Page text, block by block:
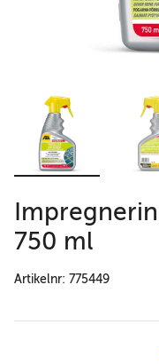
750 ml
Artikelnr: 775449